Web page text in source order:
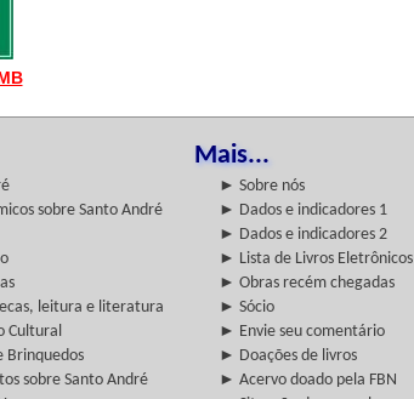
Mais...
► Sobre nós
sobre Santo André
► Dados e indicadores 1
► Dados e indicadores 2
► Lista de Livros Eletrônicos
► Obras recém chegadas
leitura e literatura
► Sócio
Cultural
► Envie seu comentário
Brinquedos
► Doações de livros
sobre Santo André
► Acervo doado pela FBN